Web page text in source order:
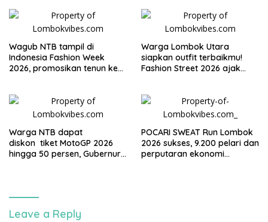
Wagub NTB tampil di
Indonesia Fashion Week
2026, promosikan tenun ke
Warga Lombok Utara
siapkan outfit terbaikmu!
Fashion Street 2026 ajak
Warga NTB dapat
diskon tiket MotoGP 2026
hingga 50 persen, Gubernur
POCARI SWEAT Run Lombok
2026 sukses, 9.200 pelari dan
perputaran ekonomi
Leave a Reply